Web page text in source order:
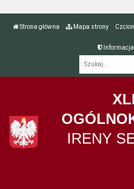
Strona główna Mapa strony
IRENY